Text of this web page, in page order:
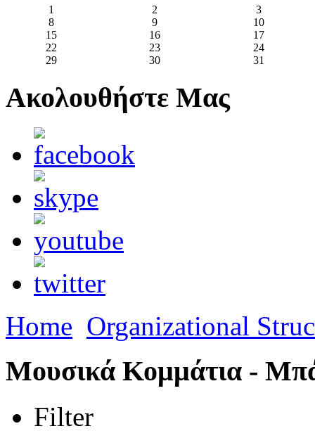
1
2
3
8
9
10
15
16
17
22
23
24
29
30 31
Ακολουθήστε Μας
Home Organizational
Μουσικά Κομμάτια -
Filter